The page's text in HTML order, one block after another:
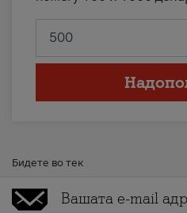
Бидете во тек